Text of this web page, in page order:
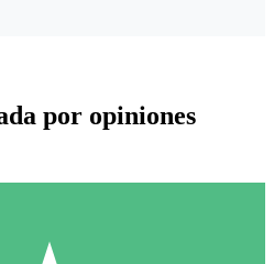
por opiniones